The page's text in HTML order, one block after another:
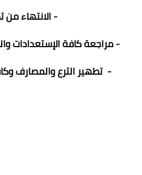
- الانتهاء
- مراجعة كافة الإستعدادات
- تطهير الترع والمصارف